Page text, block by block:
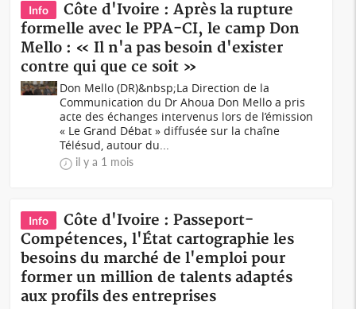
Info
Côte d'Ivoire : Après la rupture
formelle avec le PPA-CI, le camp Don
Mello : « Il n'a pas besoin d'exister
contre qui que ce soit »
Don Mello (DR)&nbsp;La Direction de la
Communication du Dr Ahoua Don Mello a pris
acte des échanges intervenus lors de l’émission
« Le Grand Débat » diffusée sur la chaîne
Télésud, autour du...
il y a 1 mois
Info
Côte d'Ivoire : Passeport-
Compétences, l'État cartographie les
besoins du marché de l'emploi pour
former un million de talents adaptés
aux profils des entreprises